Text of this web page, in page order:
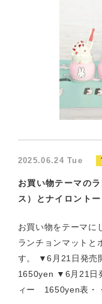
2025.06.24 Tue
お買い物テーマの
ス）とナイロント
お買い物をテーマに
ランチョンマットと
す。 ▼6月21日発
1650yen ▼6月21日
ィー 1650yen表・